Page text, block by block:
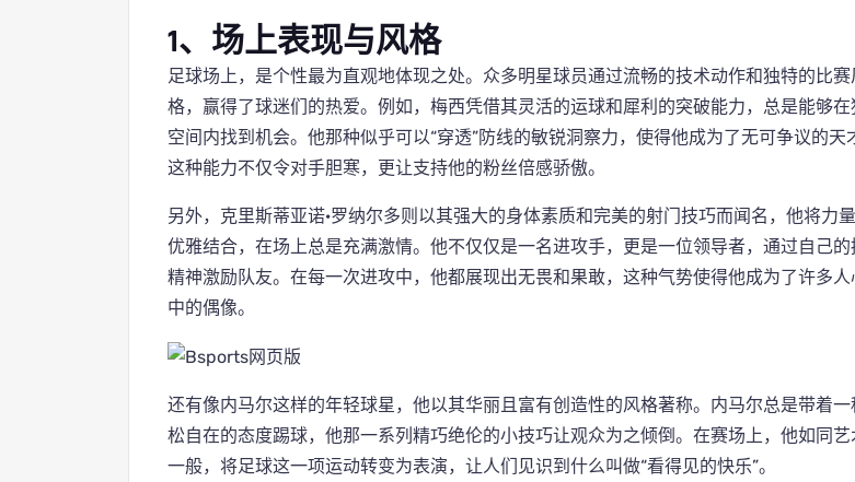
1、场上表现与风格
足球场上，是个性最为直观地体现之处。众多明星球员通过流畅的技术动作和独特的比赛
格，赢得了球迷们的热爱。例如，梅西凭借其灵活的运球和犀利的突破能力，总是能够在
空间内找到机会。他那种似乎可以“穿透”防线的敏锐洞察力，使得他成为了无可争议的天
这种能力不仅令对手胆寒，更让支持他的粉丝倍感骄傲。
另外，克里斯蒂亚诺·罗纳尔多则以其强大的身体素质和完美的射门技巧而闻名，他将力
优雅结合，在场上总是充满激情。他不仅仅是一名进攻手，更是一位领导者，通过自己的
精神激励队友。在每一次进攻中，他都展现出无畏和果敢，这种气势使得他成为了许多人
中的偶像。
还有像内马尔这样的年轻球星，他以其华丽且富有创造性的风格著称。内马尔总是带着一
松自在的态度踢球，他那一系列精巧绝伦的小技巧让观众为之倾倒。在赛场上，他如同艺
一般，将足球这一项运动转变为表演，让人们见识到什么叫做“看得见的快乐”。